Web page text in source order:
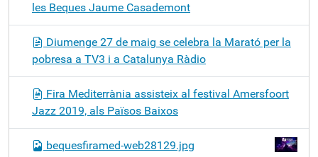
les Beques Jaume Casademont
Diumenge 27 de maig se celebra la Marató per la
pobresa a TV3 i a Catalunya Ràdio
Fira Mediterrània assisteix al festival Amersfoort
Jazz 2019, als Països Baixos
bequesfiramed-web28129.jpg